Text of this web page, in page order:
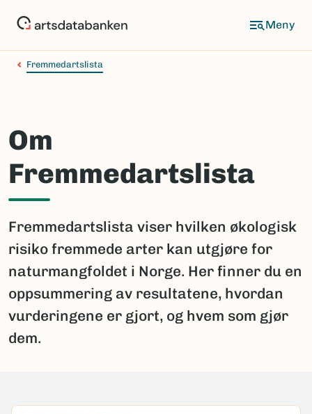
Fremmedartslista
Om
Fremmedartslista
Fremmedartslista viser hvilken økologisk
risiko fremmede arter kan utgjøre for
naturmangfoldet i Norge. Her finner du en
oppsummering av resultatene, hvordan
vurderingene er gjort, og hvem som gjør
dem.